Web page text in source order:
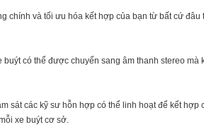
chính và tối ưu hóa kết hợp của bạn từ bất cứ
buýt có thể được chuyển sang âm thanh stereo
sát các kỹ sư hỗn hợp có thể linh hoạt để kết
xe buýt cơ sở.